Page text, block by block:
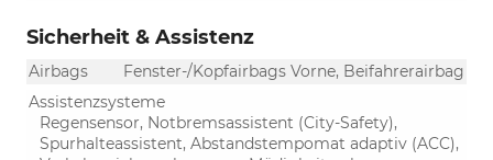
Sicherheit & Assistenz
Airbags
Fenster-/Kopfairbags Vorne, Beifahrerairbag
Assistenzsysteme
Regensensor, Notbremsassistent (City-Safety),
Spurhalteassistent, Abstandstempomat adaptiv (ACC),